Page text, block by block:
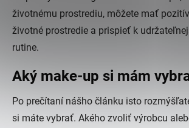
životnému prostrediu, môžete mať
životné prostredie a prispieť k
rutine.
Aký make-up si mám
Po prečítaní nášho článku isto
si máte vybrať. Akého zvoliť výrobcu